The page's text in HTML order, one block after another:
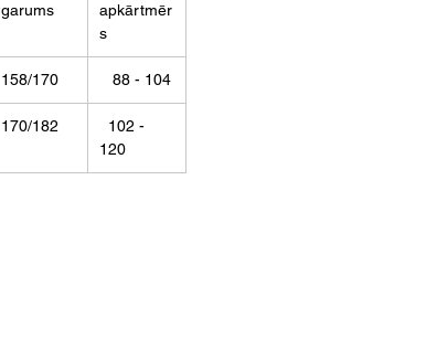
garums
apkārtmēr
s
158/170 88 - 104
170/182
102 -
120